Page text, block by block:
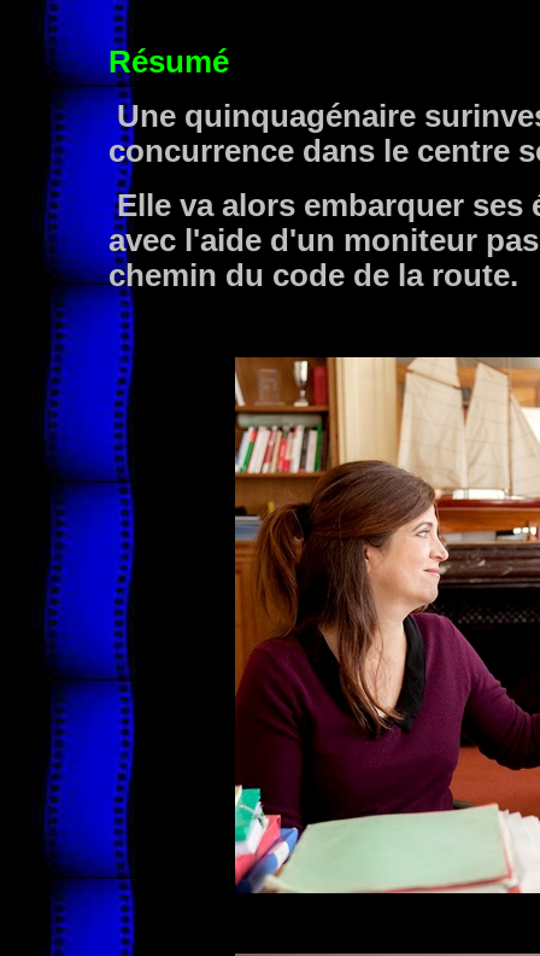
Résumé
Une quinquagénaire
concurrence dans le centre
Elle va alors embarquer
avec l'aide d'un moniteur
chemin du code de la route.